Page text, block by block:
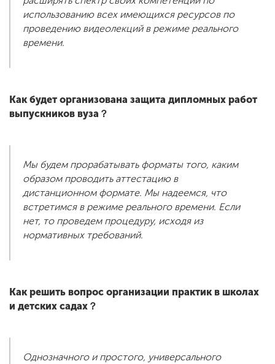
использованию всех имеющихся ресурсов по
проведению видеолекций в режиме реального
времени.
Как будет организована защита дипломных работ
выпускников вуза？
Мы будем прорабатывать форматы того, каким
образом проводить аттестацию в
дистанционном формате. Мы надеемся, что
встретимся в режиме реального времени. Если
нет, то проведем процедуру, исходя из
нормативных требований.
Как решить вопрос организации практик в школах
и детских садах？
Однозначного и простого, универсального